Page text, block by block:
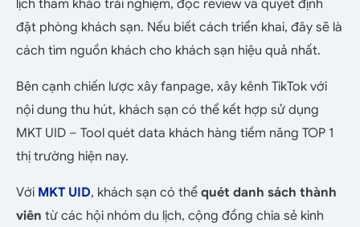
lịch tham khảo trải nghiệm, đọc review và quyết định
đặt phòng khách sạn. Nếu biết cách triển khai, đây sẽ là
cách tìm nguồn khách cho khách sạn hiệu quả nhất.
Bên cạnh chiến lược xây fanpage, xây kênh TikTok với
nội dung thu hút, khách sạn có thể kết hợp sử dụng
MKT UID – Tool quét data khách hàng tiềm năng TOP 1
thị trường hiện nay.
Với MKT UID, khách sạn có thể quét danh sách thành
viên từ các hội nhóm du lịch, cộng đồng chia sẻ kinh